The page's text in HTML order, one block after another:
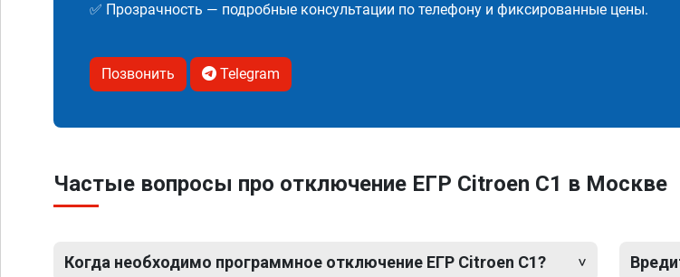
✅ Прозрачность — подробные консультации по телефону и фиксированные цены.
Позвонить Telegram
Частые вопросы про отключение ЕГР Citroen C1 в Москве
Когда необходимо программное отключение ЕГР Citroen C1?